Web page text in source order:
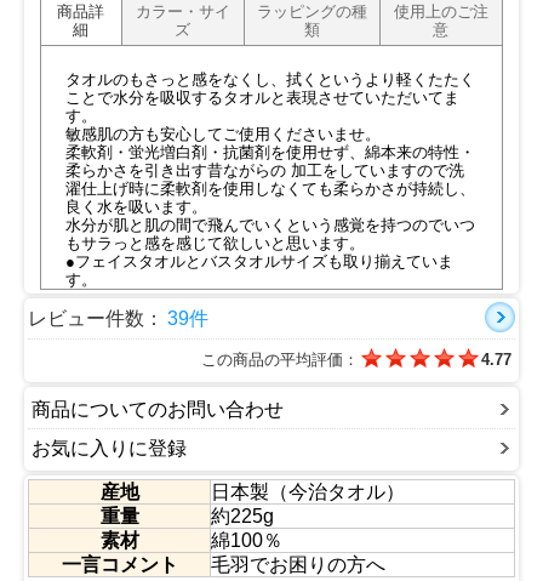
商品詳
細
カラー・サイ
ズ
ラッピングの種
類
使用上のご注
意
タオルのもさっと感をなくし、拭くというより軽くたたく
ことで水分を吸収するタオルと表現させていただいてま
す。
敏感肌の方も安心してご使用くださいませ。
柔軟剤・蛍光増白剤・抗菌剤を使用せず、綿本来の特性・
柔らかさを引き出す昔ながらの 加工をしていますので洗
濯仕上げ時に柔軟剤を使用しなくても柔らかさが持続し、
良く水を吸います。
水分が肌と肌の間で飛んでいくという感覚を持つのでいつ
もサラっと感を感じて欲しいと思います。
●フェイスタオルとバスタオルサイズも取り揃えていま
す。
■今治タオルの特徴動画は
●刺繍加工も行います
こちら
レビュー件数： 39件
この商品の平均評価： 4.77
商品についてのお問い合わせ
お気に入りに登録
産地
日本製（今治タオル）
重量
約225g
素材
綿100％
一言コメント
毛羽でお困りの方へ